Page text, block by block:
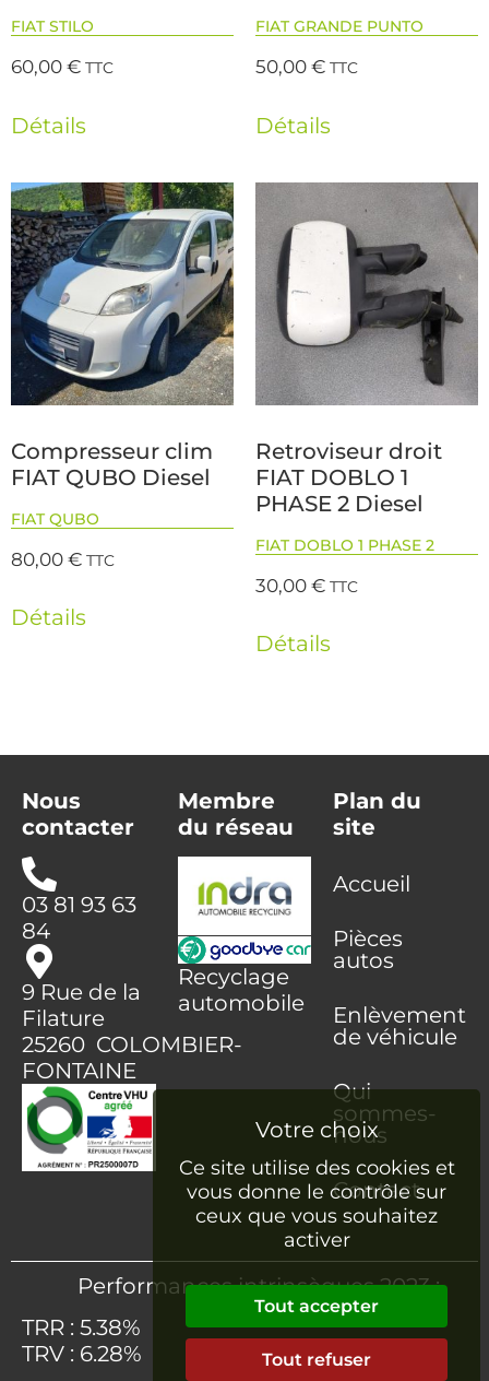
FIAT STILO
60,00€ TTC
Détails
FIAT GRANDE PUNTO
50,00€ TTC
Détails
Compresseur clim
FIAT QUBO Diesel
FIAT QUBO
80,00€ TTC
Détails
Retroviseur droit
FIAT DOBLO 1
PHASE 2 Diesel
FIAT DOBLO 1 PHASE 2
30,00€ TTC
Détails
Nous
contacter
03 81 93 63
84
9 Rue de la
Filature
25260 COLOMBIER-
FONTAINE
Membre
du réseau
Recyclage
automobile
Plan du
site
Accueil
Pièces
autos
Enlèvement
de véhicule
Qui
sommes-
nous
Contact
Performances intrinsèques 2023 :
TRR : 5.38%
TRV : 6.28%
Ce site utilise des cookies et
vous donne le contrôle sur
ceux que vous souhaitez
activer
Tout accepter
Tout refuser